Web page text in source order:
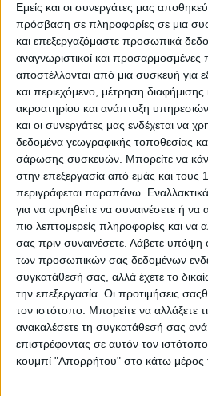
Εμείς και οι συνεργάτες μας
πρόσβαση σε πληροφορίες σε μια
και επεξεργαζόμαστε προσωπικά
αναγνωριστικοί και
αποστέλλονται από μια συσκευή για
και περιεχόμενο, μέτρηση
ακροατηρίου και ανάπτυξη
και οι συνεργάτες μας ενδέχεται να
δεδομένα γεωγραφικής τοποθεσίας
σάρωσης συσκευών. Μπορείτε να
στην επεξεργασία από εμάς και
περιγράφεται παραπάνω.
για να αρνηθείτε να συναινέσετε ή
πιο λεπτομερείς πληροφορίες και να
σας πριν συναινέσετε. Λάβετε υπόψη
των προσωπικών σας δεδομένων
συγκατάθεσή σας, αλλά έχετε το
την επεξεργασία. Οι προτιμήσεις
τον ιστότοπο. Μπορείτε να αλλάξετε
ανακαλέσετε τη συγκατάθεσή σας
επιστρέφοντας σε αυτόν τον
κουμπί "Απορρήτου" στο κάτω μέρος
15 Ιουλίου, 2026
ΚΡΗΤΗ ΣΗΜΕΡΑ